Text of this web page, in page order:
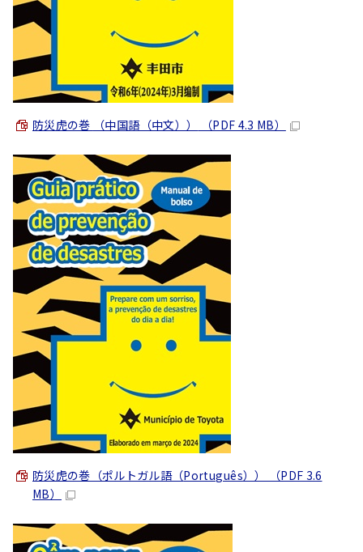
防災虎の巻 （中国語（中文）） （PDF 4.3 MB）
防災虎の巻（ポルトガル語（Português）） （PDF 3.6
MB）